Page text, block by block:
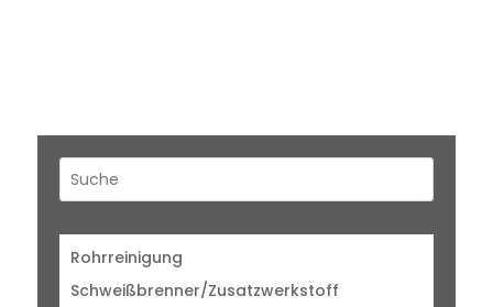
Rohrreinigung
Schweißbrenner/Zusatzwerkstoff